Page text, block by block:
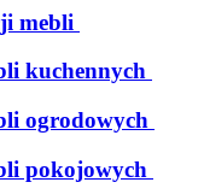
mebli
kuchennych
ogrodowych
pokojowych